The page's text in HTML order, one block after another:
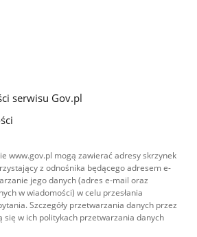
serwisu Gov.pl
www.gov.pl mogą zawierać adresy skrzynek
z odnośnika będącego adresem e-
jego danych (adres e-mail oraz
w wiadomości) w celu przesłania
Szczegóły przetwarzania danych przez
się w ich politykach przetwarzania danych